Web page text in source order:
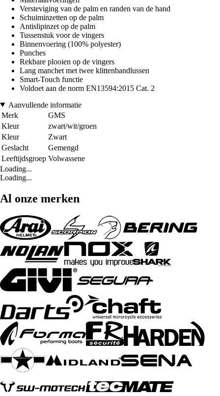
Versteviging van de palm en randen van de hand
Schuiminzetten op de palm
Antislipinzet op de palm
Tussenstuk voor de vingers
Binnenvoering (100% polyester)
Punches
Rekbare plooien op de vingers
Lang manchet met twee klittenbandlussen
Smart-Touch functie
Voldoet aan de norm EN13594:2015 Cat. 2
Aanvullende informatie
Merk
GMS
Kleur
zwart/wit/groen
Kleur
Zwart
Geslacht
Gemengd
Leeftijdsgroep Volwassene
Loading...
Loading...
Al onze merken